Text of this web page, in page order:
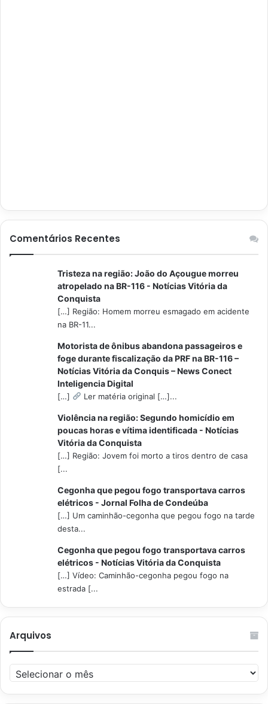
Comentários Recentes
Tristeza na região: João do Açougue morreu
atropelado na BR-116 - Notícias Vitória da
Conquista
[…] Região: Homem morreu esmagado em acidente
na BR-11...
Motorista de ônibus abandona passageiros e
foge durante fiscalização da PRF na BR-116 –
Notícias Vitória da Conquis – News Conect
Inteligencia Digital
[…] Ler matéria original […]...
Violência na região: Segundo homicídio em
poucas horas e vítima identificada - Notícias
Vitória da Conquista
[…] Região: Jovem foi morto a tiros dentro de casa
[...
Cegonha que pegou fogo transportava carros
elétricos - Jornal Folha de Condeúba
[…] Um caminhão-cegonha que pegou fogo na tarde
desta...
Cegonha que pegou fogo transportava carros
elétricos - Notícias Vitória da Conquista
[…] Vídeo: Caminhão-cegonha pegou fogo na
estrada [...
Arquivos
Arquivos